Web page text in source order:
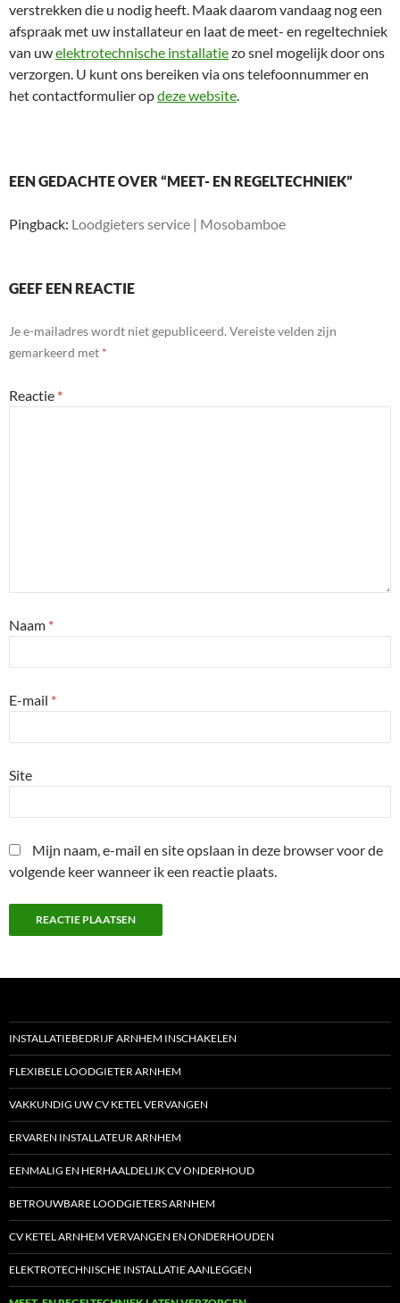
verstrekken die u nodig heeft. Maak daarom vandaag nog een
afspraak met uw installateur en laat de meet- en regeltechniek
van uwelektrotechnische installatiezo snel mogelijk door ons
verzorgen. U kunt ons bereiken via ons telefoonnummer en
het contactformulier opdeze website.
EEN GEDACHTE OVER “MEET- EN REGELTECHNIEK”
Pingback: Loodgieters service | Mosobamboe
GEEF EEN REACTIE
Je e-mailadres wordt niet gepubliceerd. Vereiste velden zijn
gemarkeerd met *
Reactie *
Naam *
E-mail *
Site
Mijn naam, e-mail en site opslaan in deze browser voor de
volgende keer wanneer ik een reactie plaats.
INSTALLATIEBEDRIJF ARNHEM INSCHAKELEN
FLEXIBELE LOODGIETER ARNHEM
VAKKUNDIG UW CV KETEL VERVANGEN
ERVAREN INSTALLATEUR ARNHEM
EENMALIG EN HERHAALDELIJK CV ONDERHOUD
BETROUWBARE LOODGIETERS ARNHEM
CV KETEL ARNHEM VERVANGEN EN ONDERHOUDEN
ELEKTROTECHNISCHE INSTALLATIE AANLEGGEN